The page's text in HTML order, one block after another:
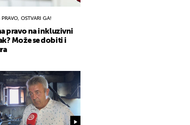
PRAVO, OSTVARI GA!
pravo na inkluzivni
Može se dobiti i